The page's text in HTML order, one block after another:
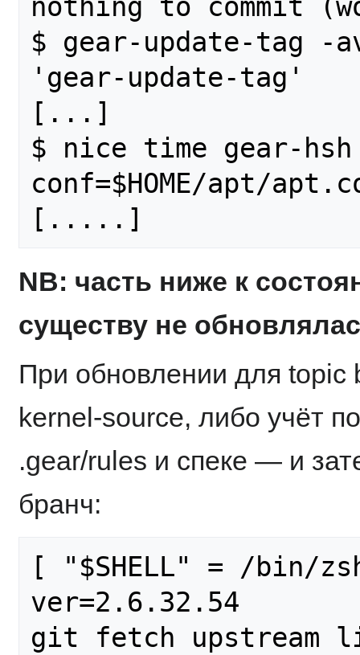
nothing to commit
$ gear-update-tag -
'gear-update-tag'
[...]
$ nice time gear-
conf=$HOME/apt/
NB: часть ниже к
существу не
При обновлении для topic
kernel-source, либо учёт
.gear/rules и спеке — и
бранч:
[ "$SHELL" = /bin/
ver=2.6.32.54
git fetch upstream